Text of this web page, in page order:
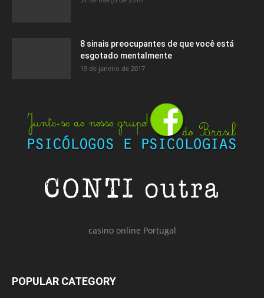
8 sinais preocupantes de que você está
esgotado mentalmente
19 de janeiro de 2017
casino online Portugal
POPULAR CATEGORY